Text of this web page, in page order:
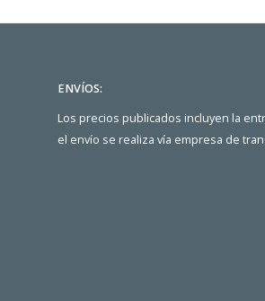
ENVÍOS:
Los precios publicados incluyen la
el envío se realiza vía empresa de